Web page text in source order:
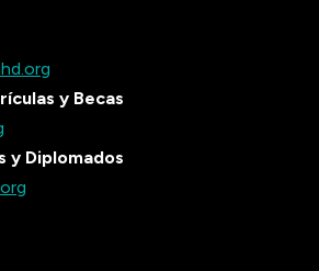
y Becas
y Diplomados